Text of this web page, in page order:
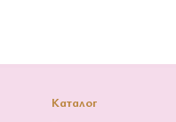
Каталог